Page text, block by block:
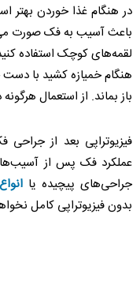
در هنگام غذا خوردن بهتر
باعث آسیب به فک صورت
لقمه‌های کوچک استفاده
هنگام خمیازه کشید با دست
باز بماند. از استعمال
فیزیوتراپی بعد از
عملکرد فک پس از آسیب‌ها
جراحی‌های پیچیده یا
بدون فیزیوتراپی کامل